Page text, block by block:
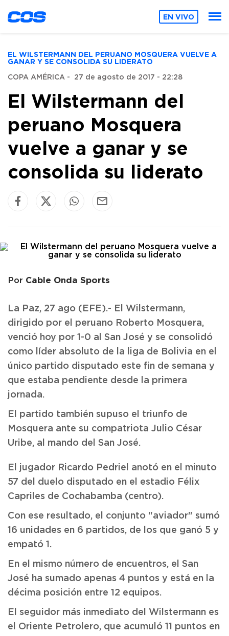
EN VIVO
EL WILSTERMANN DEL PERUANO MOSQUERA VUELVE A
GANAR Y SE CONSOLIDA SU LIDERATO
COPA AMÉRICA - 27 de agosto de 2017 - 22:28
El Wilstermann del
peruano Mosquera
vuelve a ganar y se
consolida su liderato
Por Cable Onda Sports
La Paz, 27 ago (EFE).- El Wilstermann,
dirigido por el peruano Roberto Mosquera,
venció hoy por 1-0 al San José y se consolidó
como líder absoluto de la liga de Bolivia en el
único partido disputado este fin de semana y
que estaba pendiente desde la primera
jornada.
El partido también supuso el triunfo de
Mosquera ante su compatriota Julio César
Uribe, al mando del San José.
El jugador Ricardo Pedriel anotó en el minuto
57 del duelo disputado en el estadio Félix
Capriles de Cochabamba (centro).
Con ese resultado, el conjunto "aviador" sumó
16 unidades en 6 partidos, de los que ganó 5 y
empató 1.
En el mismo número de encuentros, el San
José ha sumado apenas 4 puntos y está en la
décima posición entre 12 equipos.
El seguidor más inmediato del Wilstermann es
el Oriente Petrolero, que acumuló 11 puntos en